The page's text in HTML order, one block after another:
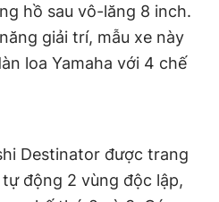
hồ sau vô-lăng 8 inch.
giải trí, mẫu xe này
loa Yamaha với 4 chế
Destinator được trang
động 2 vùng độc lập,